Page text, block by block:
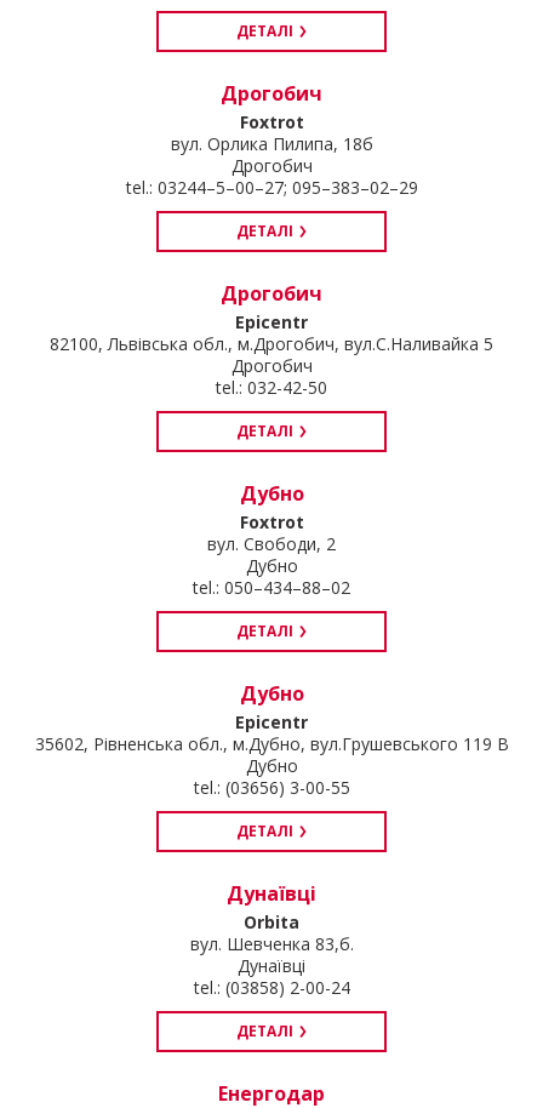
ДЕТАЛІ
Дрогобич
Foxtrot
вул. Орлика Пилипа, 18б
Дрогобич
tel.: 03244–5–00–27; 095–383–02–29
ДЕТАЛІ
Дрогобич
Epicentr
82100, Львівська обл., м.Дрогобич, вул.С.Наливайка 5
Дрогобич
tel.: 032-42-50
ДЕТАЛІ
Дубно
Foxtrot
вул. Свободи, 2
Дубно
tel.: 050–434–88–02
ДЕТАЛІ
Дубно
Epicentr
35602, Рівненська обл., м.Дубно, вул.Грушевського 119 В
Дубно
tel.: (03656) 3-00-55
ДЕТАЛІ
Дунаївці
Orbita
вул. Шевченка 83,б.
Дунаївці
tel.: (03858) 2-00-24
ДЕТАЛІ
Енергодар